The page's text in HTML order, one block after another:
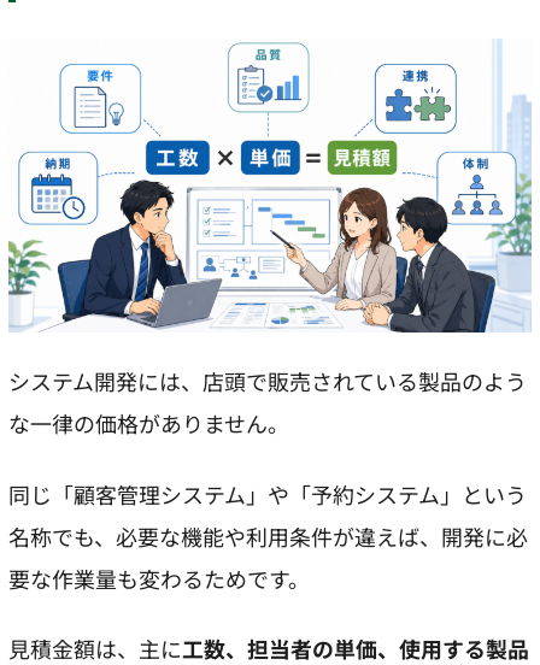
システム開発には、店頭で販売されている製品のよう
な一律の価格がありません。
同じ「顧客管理システム」や「予約システム」という
名称でも、必要な機能や利用条件が違えば、開発に必
要な作業量も変わるためです。
見積金額は、主に工数、担当者の単価、使用する製品